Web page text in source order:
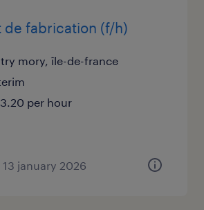
de fabrication (f/h)
mory, île-de-france
per hour
january 2026